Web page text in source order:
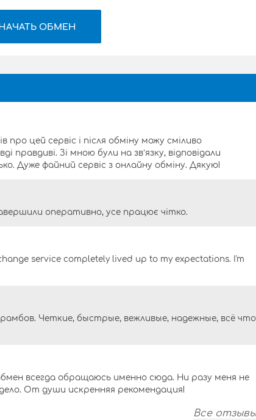
ОБМЕН
цей сервіс і після обміну можу сміливо
правдиві. Зі мною були на звʼязку, відповідали
Дуже файний сервіс з онлайну обміну. Дякую!
оперативно, усе працює чітко.
service completely lived up to my expectations. I'm
Четкие, быстрые, вежливые, надежные, всё что
всегда обращаюсь именно сюда. Ни разу меня не
От души искренняя рекомендация!
Все отзывы